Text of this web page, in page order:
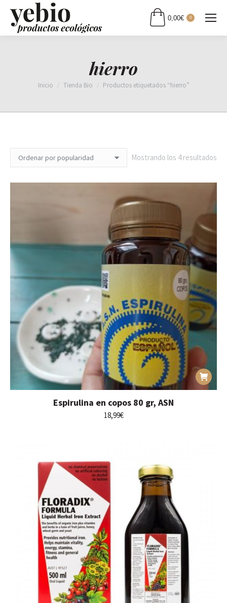
0,00€ 0
hierro
Estás aquí:
Inicio Tienda Bio Productos etiquetados “hierro”
Mostrando los 4 resultados
Espirulina en copos 80 gr, ASN
18,99€